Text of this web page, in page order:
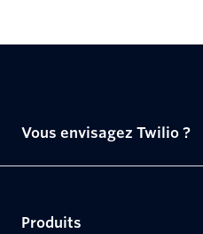
Vous envisagez Twilio ?
Produits